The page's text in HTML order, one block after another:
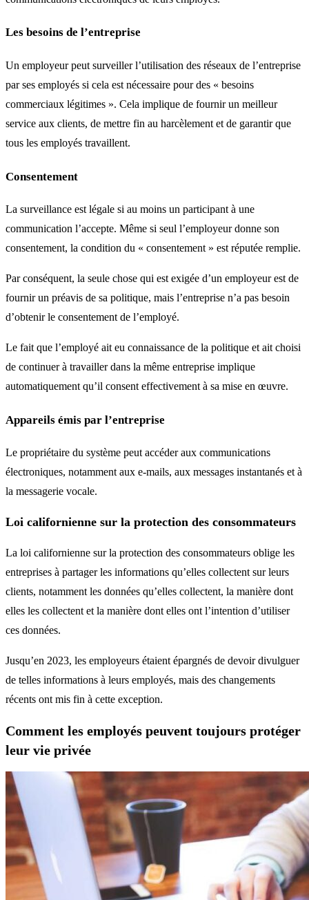
Les besoins de l’entreprise
Un employeur peut surveiller l’utilisation des réseaux de l’entreprise
par ses employés si cela est nécessaire pour des « besoins
commerciaux légitimes ». Cela implique de fournir un meilleur
service aux clients, de mettre fin au harcèlement et de garantir que
tous les employés travaillent.
Consentement
La surveillance est légale si au moins un participant à une
communication l’accepte. Même si seul l’employeur donne son
consentement, la condition du « consentement » est réputée remplie.
Par conséquent, la seule chose qui est exigée d’un employeur est de
fournir un préavis de sa politique, mais l’entreprise n’a pas besoin
d’obtenir le consentement de l’employé.
Le fait que l’employé ait eu connaissance de la politique et ait choisi
de continuer à travailler dans la même entreprise implique
automatiquement qu’il consent effectivement à sa mise en œuvre.
Appareils émis par l’entreprise
Le propriétaire du système peut accéder aux communications
électroniques, notamment aux e-mails, aux messages instantanés et à
la messagerie vocale.
Loi californienne sur la protection des consommateurs
La loi californienne sur la protection des consommateurs oblige les
entreprises à partager les informations qu’elles collectent sur leurs
clients, notamment les données qu’elles collectent, la manière dont
elles les collectent et la manière dont elles ont l’intention d’utiliser
ces données.
Jusqu’en 2023, les employeurs étaient épargnés de devoir divulguer
de telles informations à leurs employés, mais des changements
récents ont mis fin à cette exception.
Comment les employés peuvent toujours protéger
leur vie privée